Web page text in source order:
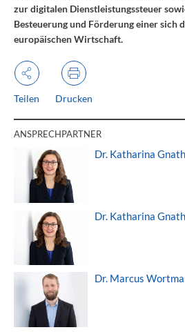
zur digitalen Dienstleistungssteuer
Besteuerung und Förderung einer sich
europäischen Wirtschaft.
Teilen Drucken
ANSPRECHPARTNER
Dr. Katharina Gnath
Dr. Katharina Gnath
Dr. Marcus